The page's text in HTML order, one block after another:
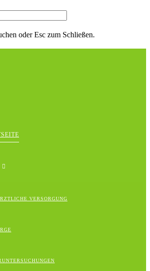
oder Esc zum Schließen.
VERSORGUNG